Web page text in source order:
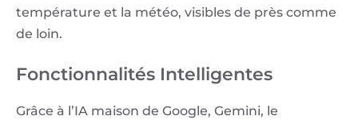
température et la météo, visibles de près comme
de loin.
Fonctionnalités Intelligentes
Grâce à l’IA maison de Google, Gemini, le